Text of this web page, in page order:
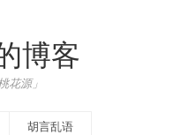
博客
花源」
胡言乱语